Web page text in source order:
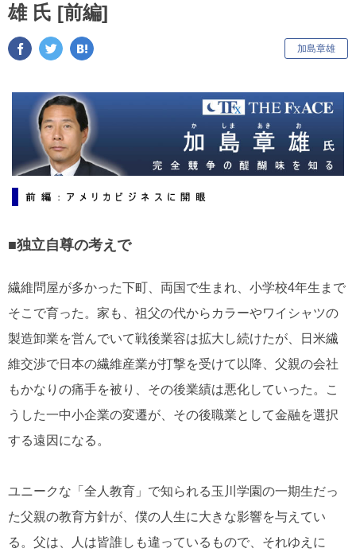
雄 氏 [前編]
キ
ー
ー
ド
加島章雄
■独立自尊の考えで
繊維問屋が多かった下町、両国で生まれ、小学校4年生まで
そこで育った。家も、祖父の代からカラーやワイシャツの
製造卸業を営んでいて戦後業容は拡大し続けたが、日米繊
維交渉で日本の繊維産業が打撃を受けて以降、父親の会社
もかなりの痛手を被り、その後業績は悪化していった。こ
うした一中小企業の変遷が、その後職業として金融を選択
する遠因になる。
ユニークな「全人教育」で知られる玉川学園の一期生だっ
た父親の教育方針が、僕の人生に大きな影響を与えてい
る。父は、人は皆誰しも違っているもので、それゆえに